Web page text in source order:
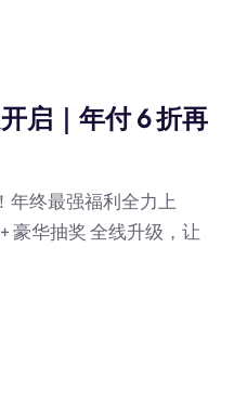
启｜年付 6 折再
年终最强福利全力上
豪华抽奖 全线升级，让